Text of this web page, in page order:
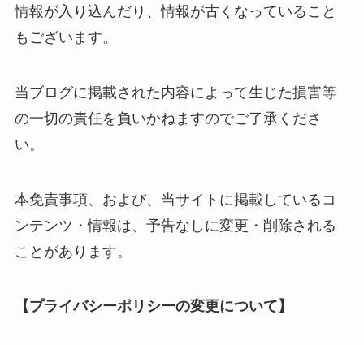
情報が入り込んだり、情報が古くなっていること
もございます。
当ブログに掲載された内容によって生じた損害等
の一切の責任を負いかねますのでご了承くださ
い。
本免責事項、および、当サイトに掲載しているコ
ンテンツ・情報は、予告なしに変更・削除される
ことがあります。
【プライバシーポリシーの変更について】